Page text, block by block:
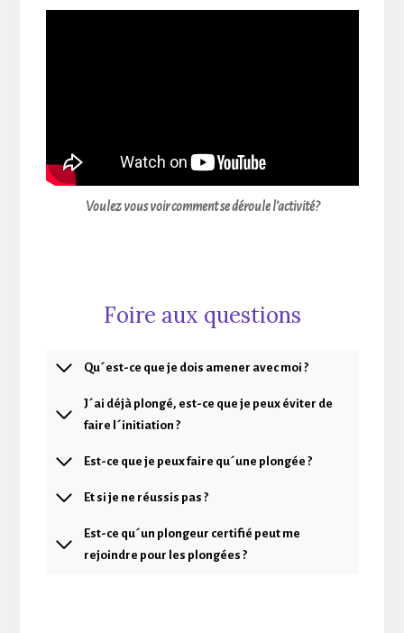
Voulez vous voir comment se déroule l’activité?
Foire aux questions
Qu´est-ce que je dois amener avec moi ?
J´ai déjà plongé, est-ce que je peux éviter de
faire l´initiation ?
Est-ce que je peux faire qu´une plongée ?
Et si je ne réussis pas ?
Est-ce qu´un plongeur certifié peut me
rejoindre pour les plongées ?